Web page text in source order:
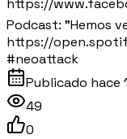
https://
Podcast: "Hemos
https://
#neoattack
Publicado hace
49
0